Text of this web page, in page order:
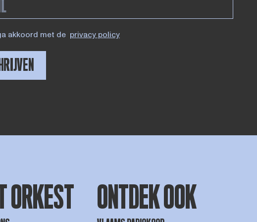
akkoord met de privacy policy
ORKEST ONTDEK OOK